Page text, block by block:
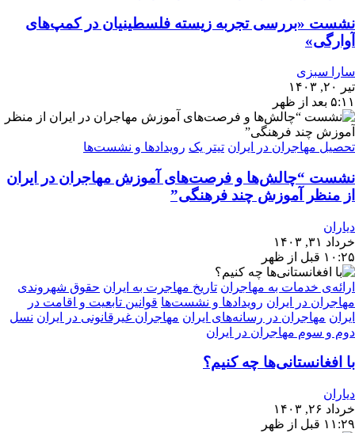
نشست «بررسی تجربه‌ زیسته فلسطینیان در کمپ‌های
آوارگی»
سارا سبزی
تیر ۲۰, ۱۴۰۳
۵:۱۱ بعد از ظهر
تحصیل مهاجران در ایران تیتر یک رویدادها و نشست‌ها
نشست “چالش‌ها و فرصت‌های آموزش مهاجران در ایران
از منظر آموزش چند فرهنگی”
دیاران
خرداد ۳۱, ۱۴۰۳
۱۰:۲۵ قبل از ظهر
ارائه‌ی خدمات به مهاجران تاریخ مهاجرت به ایران حقوق شهروندی
مهاجران در ایران رویدادها و نشست‌ها قوانین تابعیت و اقامت در
ایران مهاجران در رسانه‌های ایران مهاجران غیرقانونی در ایران نسل
دوم و سوم مهاجران در ایران
با افغانستانی‌ها چه کنیم؟
دیاران
خرداد ۲۶, ۱۴۰۳
۱۱:۲۹ قبل از ظهر